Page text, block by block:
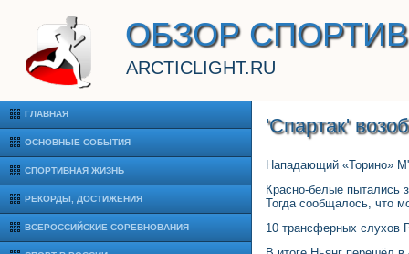
ОБЗОР
ARCTICLIGHT.RU
ГЛАВНАЯ
ОСНОВНЫЕ СОБЫТИЯ
СПОРТИВНАЯ ЖИЗНЬ
РЕКОРДЫ, ДОСТИЖЕНИЯ
ВСЕРОССИЙСКИЕ СОРЕВНОВАНИЯ
'Спартак'
Нападающий «Торино»
Красно-белые пытались
Тогда сообщалось, что
10 трансферных